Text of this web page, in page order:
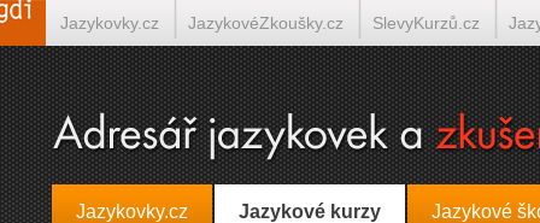
Jazykovky.cz Jazykové kurzy Jazykové
Jazykovky.cz JazykovéZkoušky.cz SlevyKurzů.cz
Španělština on-line Italština on-line Tlumočení-